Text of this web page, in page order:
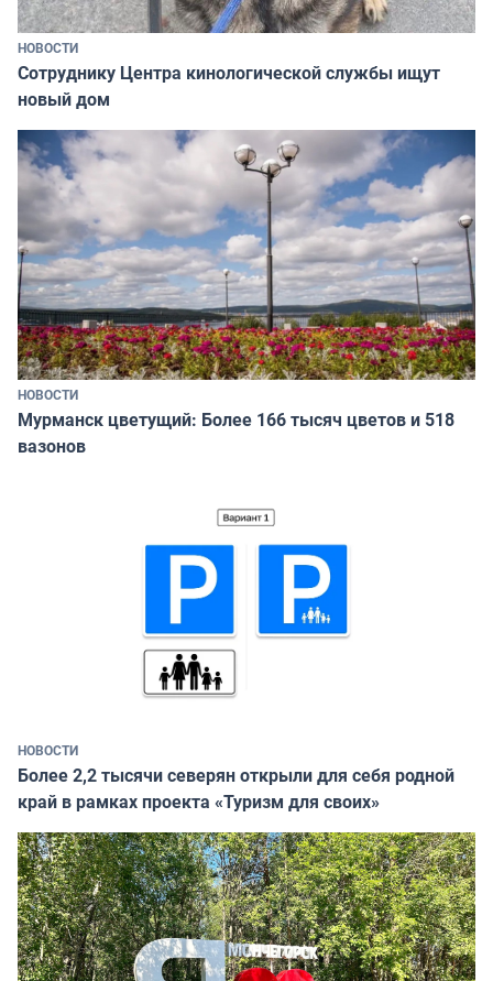
НОВОСТИ
Сотруднику Центра кинологической службы ищут
новый дом
НОВОСТИ
Мурманск цветущий: Более 166 тысяч цветов и 518
вазонов
НОВОСТИ
Более 2,2 тысячи северян открыли для себя родной
край в рамках проекта «Туризм для своих»